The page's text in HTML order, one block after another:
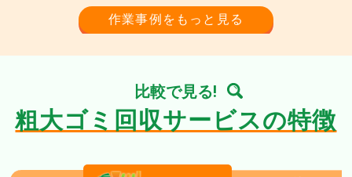
作業事例をもっと見る
比較で見る!
粗大ゴミ回収サービスの特徴